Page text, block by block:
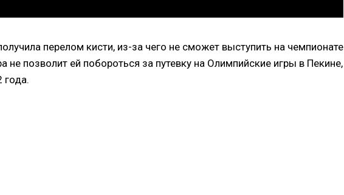
перелом кисти, из-за чего не сможет выступить на чемпионате
не позволит ей побороться за путевку на Олимпийские игры в Пекине,
года.